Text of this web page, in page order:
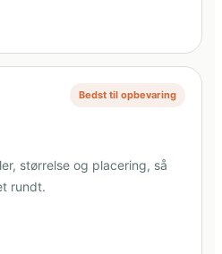
Bedst til opbevaring
størrelse og placering, så
rundt.